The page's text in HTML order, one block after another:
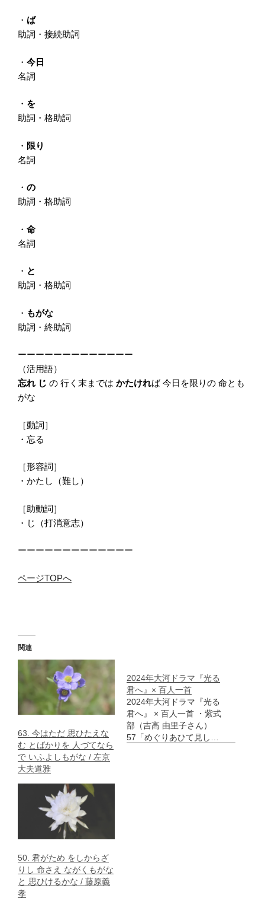
・ ば
助詞・接続助詞
・ 今日
名詞
・ を
助詞・格助詞
・ 限り
名詞
・ の
助詞・格助詞
・ 命
名詞
・ と
助詞・格助詞
・ もがな
助詞・終助詞
ーーーーーーーーーーーーー
（活用語）
忘れ じ の 行く末までは かたければ 今日を限りの 命とも
がな
［動詞］
・忘る
［形容詞］
・かたし（難し）
［助動詞］
・じ（打消意志）
ーーーーーーーーーーーーー
ページTOPへ
関連
63. 今はただ 思ひたえな
む とばかりを 人づてなら
で いふよしもがな / 左京
大夫道雅
2024年大河ドラマ『光る
君へ』× 百人一首
2024年大河ドラマ『光る
君へ』 × 百人一首 ・紫式
部（吉高 由里子さん）
57「めぐりあひて見し…
50. 君がため をしからざ
りし 命さえ ながくもがな
と 思ひけるかな / 藤原義
孝